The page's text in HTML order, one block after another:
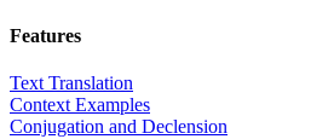
Features
Text Translation
Context Examples
Conjugation and Declension